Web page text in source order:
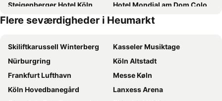
Steigenberger Hotel Köln
Hotel Mondial am Dom Cologne MGallery
Pullman Cologne
Mercure Hotel Koeln West
Cologne Marriott Hotel
Hilton Cologne
ibis budget Koeln Messe
Hotel am Augustinerplatz
CityClass Hotel am Dom
Hey Lou Hotel Monheim am Rhein
a&o Köln Neumarkt
Mercure Hotel Severinshof Koeln City
Flere seværdigheder i Heumarkt
Skiliftkarussell Winterberg
Kasseler Musiktage
Nürburgring
Köln Altstadt
Frankfurt Lufthavn
Messe Køln
Köln Hovedbanegård
Lanxess Arena